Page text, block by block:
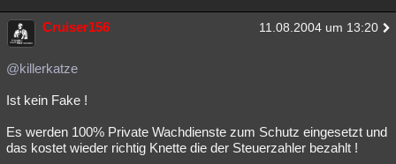
Cruiser156 11.08.2004 um 13:20
@killerkatze
Ist kein Fake !
Es werden 100% Private Wachdienste zum Schutz eingesetzt und
das kostet wieder richtig Knette die der Steuerzahler bezahlt !